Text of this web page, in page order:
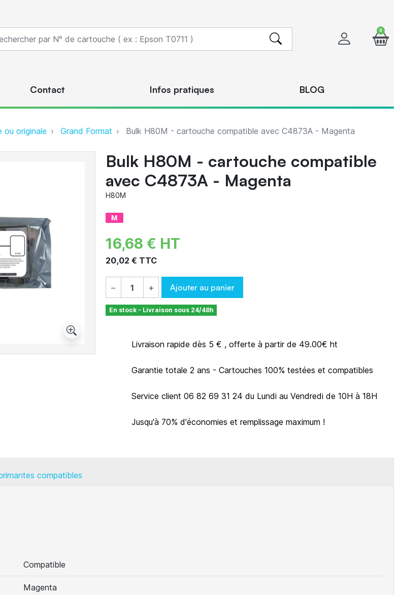
0
Contact Infos pratiques BLOG
ou originale Grand Format Bulk H80M - cartouche compatible avec C4873A - Magenta
Bulk H80M - cartouche compatible
avec C4873A - Magenta
H80M
16,68 € HT
20,02 € TTC
− + Ajouter au panier
En stock - Livraison sous 24/48h
Livraison rapide dès 5 € , offerte à partir de 49.00€ ht
Garantie totale 2 ans - Cartouches 100% testées et compatibles
Service client 06 82 69 31 24 du Lundi au Vendredi de 10H à 18H
Jusqu'à 70% d'économies et remplissage maximum !
compatibles
Compatible
Magenta